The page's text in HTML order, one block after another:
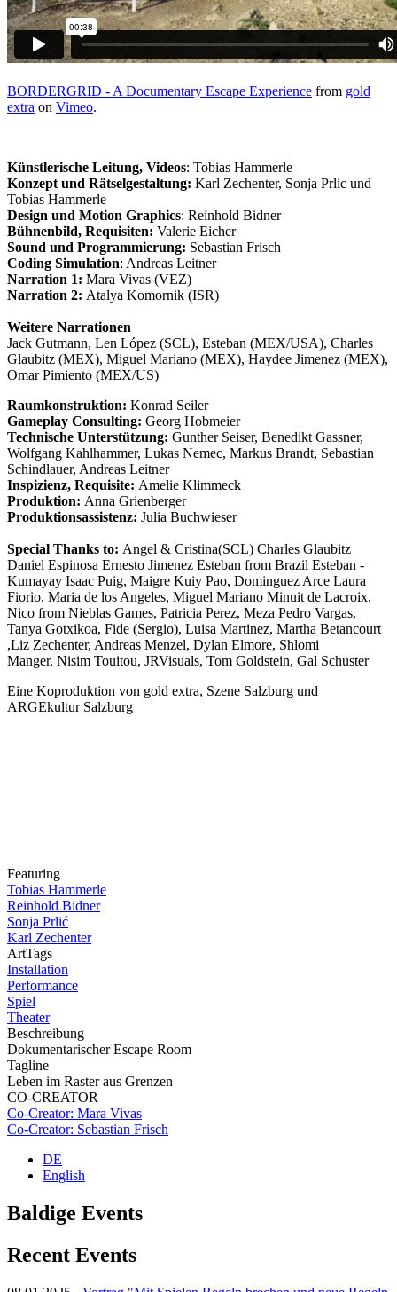
BORDERGRID - A Documentary Escape Experience from gold
extra on Vimeo.
Künstlerische Leitung, Videos: Tobias Hammerle
Konzept und Rätselgestaltung: Karl Zechenter, Sonja Prlic und
Tobias Hammerle
Design und Motion Graphics: Reinhold Bidner
Bühnenbild, Requisiten: Valerie Eicher
Sound und Programmierung: Sebastian Frisch
Coding Simulation: Andreas Leitner
Narration 1: Mara Vivas (VEZ)
Narration 2: Atalya Komornik (ISR)
Weitere Narrationen
Jack Gutmann, Len López (SCL), Esteban (MEX/USA), Charles
Glaubitz (MEX), Miguel Mariano (MEX), Haydee Jimenez (MEX),
Omar Pimiento (MEX/US)
Raumkonstruktion: Konrad Seiler
Gameplay Consulting: Georg Hobmeier
Technische Unterstützung: Gunther Seiser, Benedikt Gassner,
Wolfgang Kahlhammer, Lukas Nemec, Markus Brandt, Sebastian
Schindlauer, Andreas Leitner
Inspizienz, Requisite: Amelie Klimmeck
Produktion: Anna Grienberger
Produktionsassistenz: Julia Buchwieser
Special Thanks to: Angel & Cristina(SCL) Charles Glaubitz
Daniel Espinosa Ernesto Jimenez Esteban from Brazil Esteban -
Kumayay Isaac Puig, Maigre Kuiy Pao, Dominguez Arce Laura
Fiorio, Maria de los Angeles, Miguel Mariano Minuit de Lacroix,
Nico from Nieblas Games, Patricia Perez, Meza Pedro Vargas,
Tanya Gotxikoa, Fide (Sergio), Luisa Martinez, Martha Betancourt
,Liz Zechenter, Andreas Menzel, Dylan Elmore, Shlomi
Manger, Nisim Touitou, JRVisuals, Tom Goldstein, Gal Schuster
Eine Koproduktion von gold extra, Szene Salzburg und
ARGEkultur Salzburg
Featuring
Tobias Hammerle
Reinhold Bidner
Sonja Prlić
Karl Zechenter
ArtTags
Installation
Performance
Spiel
Theater
Beschreibung
Dokumentarischer Escape Room
Tagline
Leben im Raster aus Grenzen
CO-CREATOR
Co-Creator: Mara Vivas
Co-Creator: Sebastian Frisch
DE
English
Baldige Events
Recent Events